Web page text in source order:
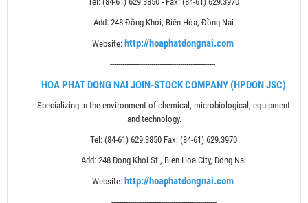
Add: 248 Đồng Khởi, Biên Hòa, Đồng Nai
Website: http://hoaphatdongnai.com
---------------------------------------------------
HOA PHAT DONG NAI JOIN-STOCK COMPANY (HPDON JSC)
Specializing in the environment of chemical, microbiological, equipment
and technology.
Tel: (84-61)629.3850 Fax: (84-61)629.3970
Add: 248 Dong Khoi St., Bien Hoa City, Dong Nai
Website: http://hoaphatdongnai.com